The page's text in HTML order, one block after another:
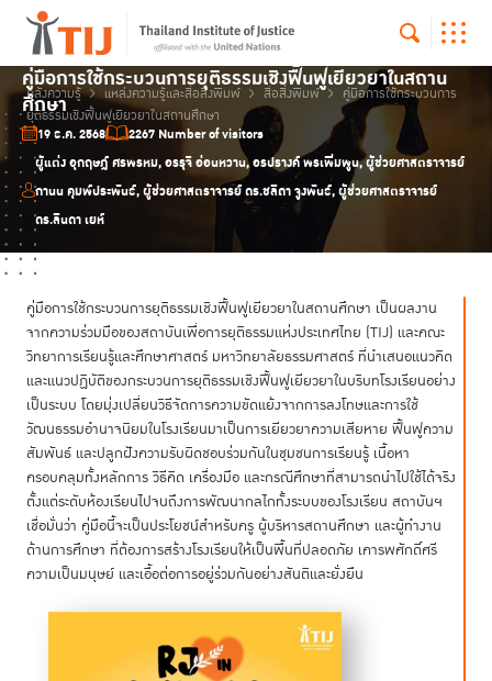
คลังความรู้ แหล่งความรู้และสื่อสิ่งพิมพ์ สื่อสิ่งพิมพ์
คู่มือการใช้กระบวนการ
ยุติธรรมเชิงฟื้นฟูเยียวยาในสถานศึกษา
คู่มือการใช้กระบวนการยุติธรรมเชิงฟื้นฟูเยียวยาในสถาน
ศึกษา
19 ธ.ค. 2568
2267 Number of visitors
ผู้แต่ง อุกฤษฎ์ ศรพรหม, อรรุจี อ่อนหวาน, อรปรางค์ พรเพิ่มพูน, ผู้ช่วยศาสตราจารย์
กานน คุมพ์ประพันธ์, ผู้ช่วยศาสตราจารย์ ดร.ชลิดา จูงพันธ์, ผู้ช่วยศาสตราจารย์
ดร.ลินดา เยห์
คู่มือการใช้กระบวนการยุติธรรมเชิงฟื้นฟูเยียวยาในสถานศึกษา เป็นผลงาน
จากความร่วมมือของสถาบันเพื่อการยุติธรรมแห่งประเทศไทย (TIJ) และคณะ
วิทยาการเรียนรู้และศึกษาศาสตร์ มหาวิทยาลัยธรรมศาสตร์ ที่นำเสนอแนวคิด
และแนวปฏิบัติของกระบวนการยุติธรรมเชิงฟื้นฟูเยียวยาในบริบทโรงเรียนอย่าง
เป็นระบบ โดยมุ่งเปลี่ยนวิธีจัดการความขัดแย้งจากการลงโทษและการใช้
วัฒนธรรมอำนาจนิยมในโรงเรียนมาเป็นการเยียวยาความเสียหาย ฟื้นฟูความ
สัมพันธ์ และปลูกฝังความรับผิดชอบร่วมกันในชุมชนการเรียนรู้ เนื้อหา
ครอบคลุมทั้งหลักการ วิธีคิด เครื่องมือ และกรณีศึกษาที่สามารถนำไปใช้ได้จริง
ตั้งแต่ระดับห้องเรียนไปจนถึงการพัฒนากลไกทั้งระบบของโรงเรียน สถาบันฯ
เชื่อมั่นว่า คู่มือนี้จะเป็นประโยชน์สำหรับครู ผู้บริหารสถานศึกษา และผู้ทำงาน
ด้านการศึกษา ที่ต้องการสร้างโรงเรียนให้เป็นพื้นที่ปลอดภัย เคารพศักดิ์ศรี
ความเป็นมนุษย์ และเอื้อต่อการอยู่ร่วมกันอย่างสันติและยั่งยืน